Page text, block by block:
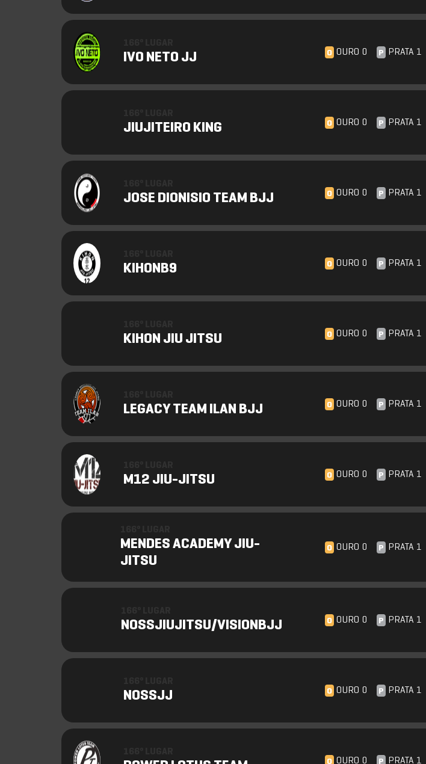
IVO NETO JJ O OURO 0 P PRATA 1
JIUJITEIRO KING O OURO 0 P PRATA 1
JOSE DIONISIO TEAM BJJ O OURO 0 P PRATA 1
KIHONB9 O OURO 0 P PRATA 1
KIHON JIU JITSU O OURO 0 P PRATA 1
LEGACY TEAM ILAN BJJ O OURO 0 P PRATA 1
M12 JIU-JITSU O OURO 0 P PRATA 1
MENDES ACADEMY JIU-
JITSU
O OURO 0 P PRATA 1
NOSSJIUJITSU/VISIONBJJ O OURO 0 P PRATA 1
NOSSJJ O OURO 0 P PRATA 1
O OURO 0 P PRATA 1